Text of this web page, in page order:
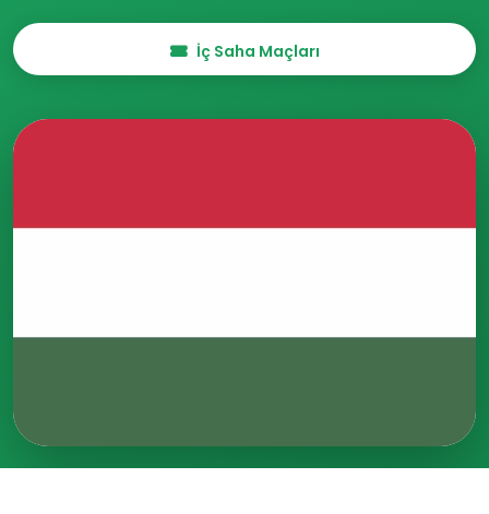
İç Saha Maçları